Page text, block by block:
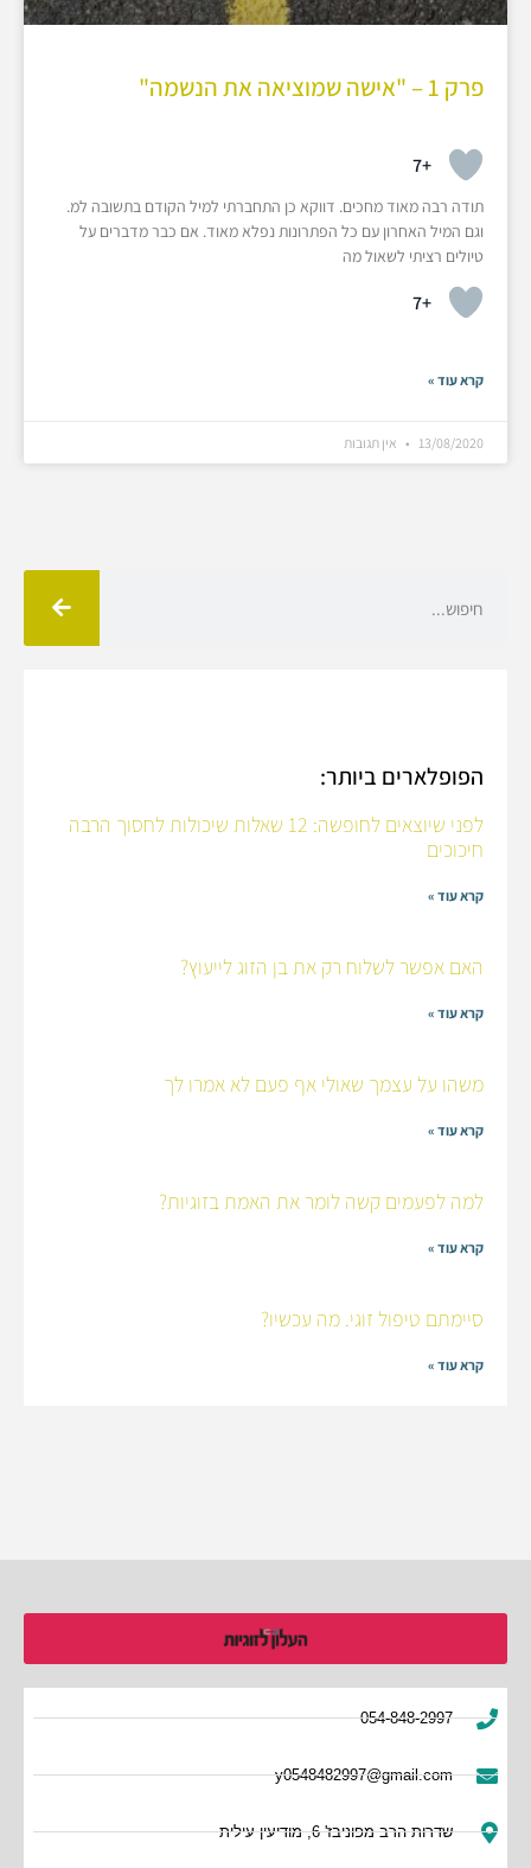
פרק 1 – "אישה שמוציאה את הנשמה"
+7
תודה רבה מאוד מחכים. דווקא כן התחברתי למיל הקודם בתשובה למ.
וגם המיל האחרון עם כל הפתרונות נפלא מאוד. אם כבר מדברים על
טיולים רציתי לשאול מה
+7
קרא עוד »
13/08/2020 אין תגובות
הפופלארים ביותר:
לפני שיוצאים לחופשה: 12 שאלות שיכולות לחסוך הרבה
חיכוכים
קרא עוד »
האם אפשר לשלוח רק את בן הזוג לייעוץ?
קרא עוד »
משהו על עצמך שאולי אף פעם לא אמרו לך
קרא עוד »
למה לפעמים קשה לומר את האמת בזוגיות?
קרא עוד »
סיימתם טיפול זוגי. מה עכשיו?
קרא עוד »
054-848-2997
y0548482997@gmail.com
שדרות הרב מפוניבז' 6, מודיעין עילית